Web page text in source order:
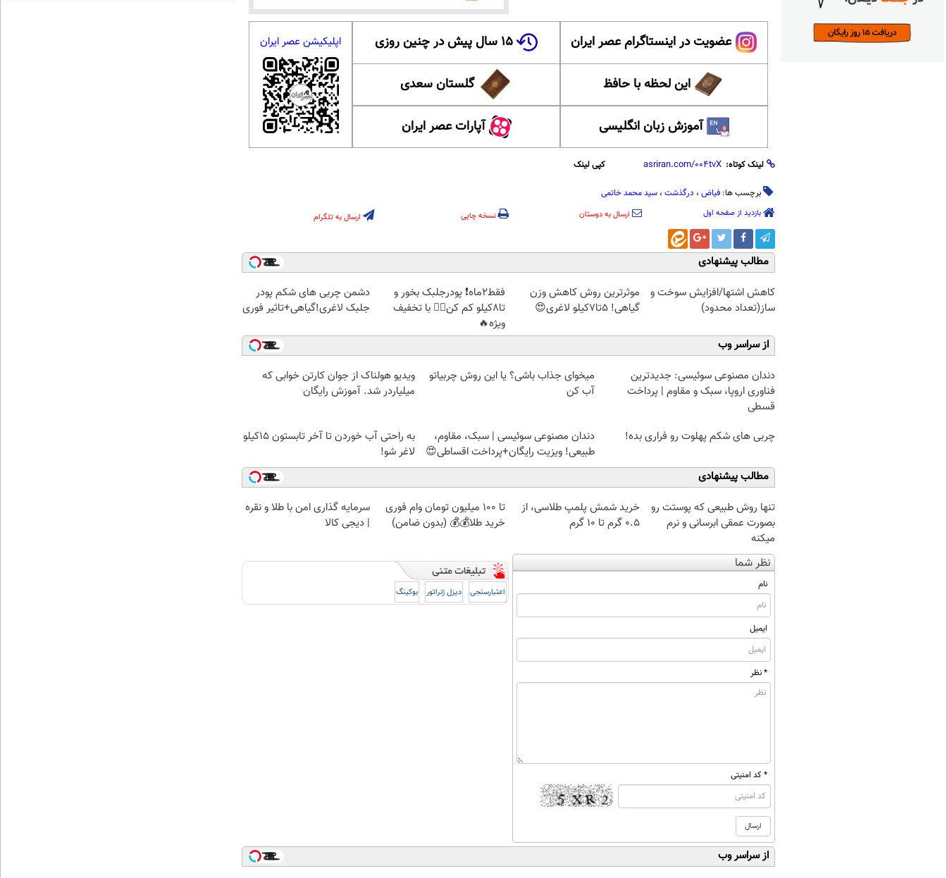
عضویت در اینستاگرام عصر ایران ۱۵ سال پیش در چنین روزی
این لحظه با حافظ گلستان سعدی
آموزش زبان انگلیسی آپارات عصر ایران
اپلیکیشن عصر ایران
لینک کوتاه: کپی لینک
برچسب ها: فیاض ، درگذشت ، سید محمد خاتمی
بازدید از صفحه اول ارسال به دوستان نسخه چاپی ارسال به تلگرام
مطالب پیشنهادی
کاهش اشتها/افزایش سوخت و
ساز(تعداد محدود)
موثرترین روش کاهش وزن
گیاهی! 5تا۷کیلو لاغری😍
فقط2ماه❗ پودرجلبک بخور و
تا8کیلو کم کن👌🏻 با تخفیف
ویژه🔥
دشمن چربی های شکم پودر
جلبک لاغری!گیاهی+تاثیر فوری
از سراسر وب
دندان مصنوعی سوئیسی: جدیدترین
فناوری اروپا، سبک و مقاوم | پرداخت
قسطی
میخوای جذاب باشی؟ یا این روش چربیاتو
آب کن
ویدیو هولناک از جوان کارتن خوابی که
میلیاردر شد. آموزش رایگان
چربی های شکم پهلوت رو فراری بده!
دندان مصنوعی سوئیسی | سبک، مقاوم،
طبیعی! ویزیت رایگان+پرداخت اقساطی😍
به راحتی آب خوردن تا آخر تابستون 15کیلو
لاغر شو!
مطالب پیشنهادی
تنها روش طبیعی که پوستت رو
بصورت عمقی ابرسانی و نرم
میکنه
خرید شمش پلمپ طلاسی، از
۰.۵ گرم تا ۱۰ گرم
تا 100 میلیون تومان وام فوری
خرید طلا💰💰 (بدون ضامن)
سرمایه گذاری امن با طلا و نقره
| دیجی کالا
نظر شما
نام
ایمیل
* نظر
* کد امنیتی
اعتبارسنجی دیزل ژنراتور بوکینگ
از سراسر وب